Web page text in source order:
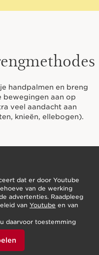
handpalmen en breng
bewegingen aan op
veel aandacht aan
knieën, ellebogen).
dat er door Youtube
van de werking
advertenties. Raadpleeg
van Youtube en van
daarvoor toestemming